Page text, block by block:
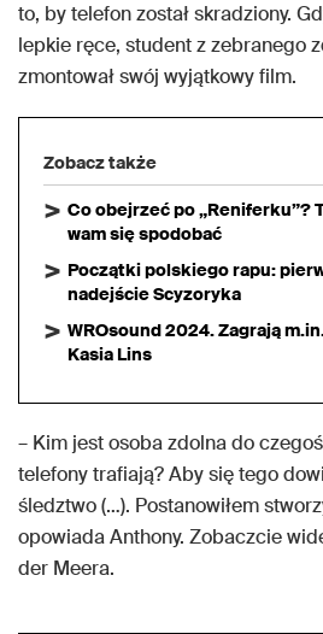
to, by telefon został skradziony.
lepkie ręce, student z zebranego
zmontował swój wyjątkowy film.
Zobacz także
Co obejrzeć po „Reniferku”?
wam się spodobać
Początki polskiego rapu:
nadejście Scyzoryka
WROsound 2024. Zagrają
Kasia Lins
– Kim jest osoba zdolna do
telefony trafiają? Aby się tego
śledztwo (…). Postanowiłem
opowiada Anthony. Zobaczcie
der Meera.